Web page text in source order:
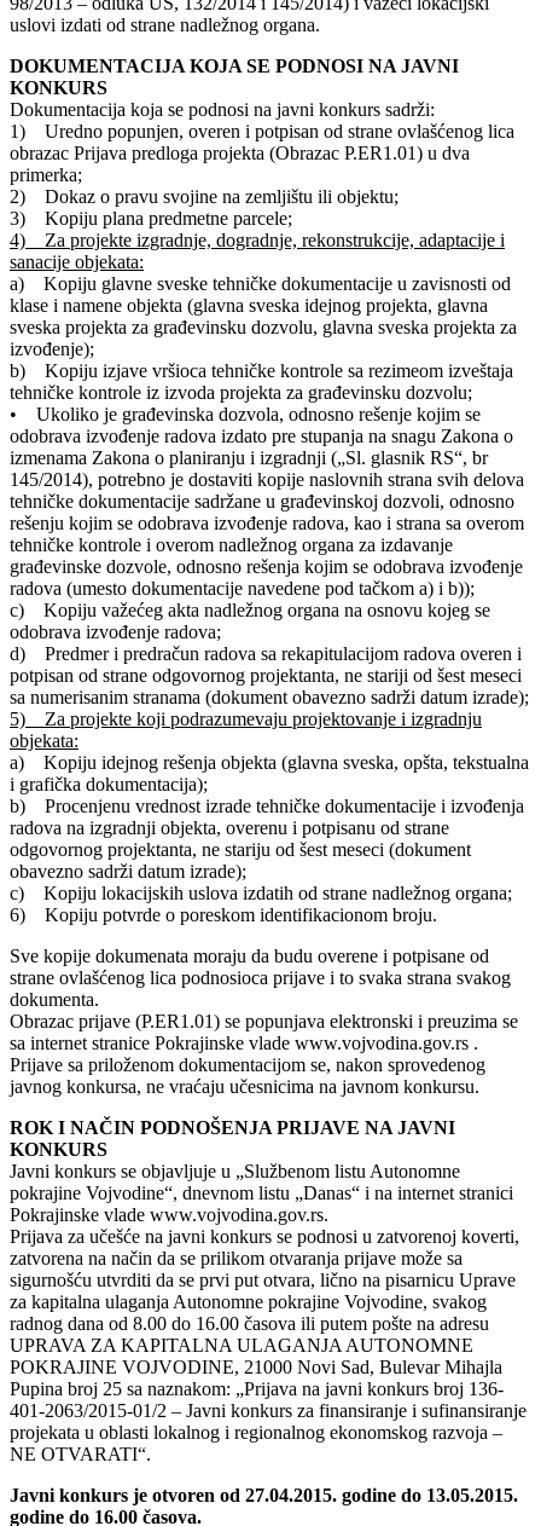
uslovi izdati od strane nadležnog organa.
DOKUMENTACIJA KOJA SE PODNOSI NA JAVNI
KONKURS
Dokumentacija koja se podnosi na javni konkurs sadrži:
1) Uredno popunjen, overen i potpisan od strane ovlašćenog lica
obrazac Prijava predloga projekta (Obrazac P.ER1.01) u dva
primerka;
2) Dokaz o pravu svojine na zemljištu ili objektu;
3) Kopiju plana predmetne parcele;
4) Za projekte izgradnje, dogradnje, rekonstrukcije, adaptacije i
sanacije objekata:
a) Kopiju glavne sveske tehničke dokumentacije u zavisnosti od
klase i namene objekta (glavna sveska idejnog projekta, glavna
sveska projekta za građevinsku dozvolu, glavna sveska projekta za
izvođenje);
b) Kopiju izjave vršioca tehničke kontrole sa rezimeom izveštaja
tehničke kontrole iz izvoda projekta za građevinsku dozvolu;
• Ukoliko je građevinska dozvola, odnosno rešenje kojim se
odobrava izvođenje radova izdato pre stupanja na snagu Zakona o
izmenama Zakona o planiranju i izgradnji („Sl. glasnik RS“, br
145/2014), potrebno je dostaviti kopije naslovnih strana svih delova
tehničke dokumentacije sadržane u građevinskoj dozvoli, odnosno
rešenju kojim se odobrava izvođenje radova, kao i strana sa overom
tehničke kontrole i overom nadležnog organa za izdavanje
građevinske dozvole, odnosno rešenja kojim se odobrava izvođenje
radova (umesto dokumentacije navedene pod tačkom a) i b));
c) Kopiju važećeg akta nadležnog organa na osnovu kojeg se
odobrava izvođenje radova;
d) Predmer i predračun radova sa rekapitulacijom radova overen i
potpisan od strane odgovornog projektanta, ne stariji od šest meseci
sa numerisanim stranama (dokument obavezno sadrži datum izrade);
5) Za projekte koji podrazumevaju projektovanje i izgradnju
objekata:
a) Kopiju idejnog rešenja objekta (glavna sveska, opšta, tekstualna
i grafička dokumentacija);
b) Procenjenu vrednost izrade tehničke dokumentacije i izvođenja
radova na izgradnji objekta, overenu i potpisanu od strane
odgovornog projektanta, ne stariju od šest meseci (dokument
obavezno sadrži datum izrade);
c) Kopiju lokacijskih uslova izdatih od strane nadležnog organa;
6) Kopiju potvrde o poreskom identifikacionom broju.
Sve kopije dokumenata moraju da budu overene i potpisane od
strane ovlašćenog lica podnosioca prijave i to svaka strana svakog
dokumenta.
Obrazac prijave (P.ER1.01) se popunjava elektronski i preuzima se
sa internet stranice Pokrajinske vlade www.vojvodina.gov.rs .
Prijave sa priloženom dokumentacijom se, nakon sprovedenog
javnog konkursa, ne vraćaju učesnicima na javnom konkursu.
ROK I NAČIN PODNOŠENJA PRIJAVE NA JAVNI
KONKURS
Javni konkurs se objavljuje u „Službenom listu Autonomne
pokrajine Vojvodine“, dnevnom listu „Danas“ i na internet stranici
Pokrajinske vlade www.vojvodina.gov.rs.
Prijava za učešće na javni konkurs se podnosi u zatvorenoj koverti,
zatvorena na način da se prilikom otvaranja prijave može sa
sigurnošću utvrditi da se prvi put otvara, lično na pisarnicu Uprave
za kapitalna ulaganja Autonomne pokrajine Vojvodine, svakog
radnog dana od 8.00 do 16.00 časova ili putem pošte na adresu
UPRAVA ZA KAPITALNA ULAGANJA AUTONOMNE
POKRAJINE VOJVODINE, 21000 Novi Sad, Bulevar Mihajla
Pupina broj 25 sa naznakom: „Prijava na javni konkurs broj 136-
401-2063/2015-01/2 – Javni konkurs za finansiranje i sufinansiranje
projekata u oblasti lokalnog i regionalnog ekonomskog razvoja –
NE OTVARATI“.
Javni konkurs je otvoren od 27.04.2015. godine do 13.05.2015.
godine do 16.00 časova.